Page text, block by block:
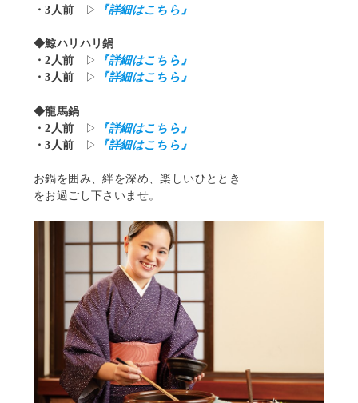
・3人前 ▷ 『詳細はこちら』
◆鯨ハリハリ鍋
・2人前
▷
『詳細はこちら』
・3人前 ▷ 『詳細はこちら』
◆龍馬鍋
・2人前 ▷
『詳細はこちら』
・3人前
▷ 『詳細はこちら』
お鍋を囲み、絆を深め、楽しいひととき
をお過ごし下さいませ。